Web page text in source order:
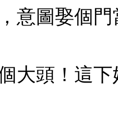
意圖娶個
大頭！這